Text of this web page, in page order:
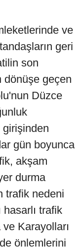
ve
geri
son
dönüşe geçen
Düzce
girişinden
gün boyunca
akşam
durma
trafik nedeni
trafik
Karayolları
önlemlerini